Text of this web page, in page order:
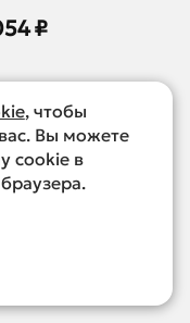
₽
5/6-ОБ
, чтобы
Вы можете
cookie в